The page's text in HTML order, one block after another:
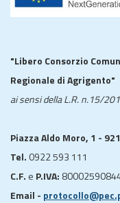
"Libero Consorzio
Regionale di Agrigento"
ai sensi della L.R. n.15/
Piazza Aldo Moro, 1 -
Tel. 0922 593 111
C.F. e P.IVA:
Email -